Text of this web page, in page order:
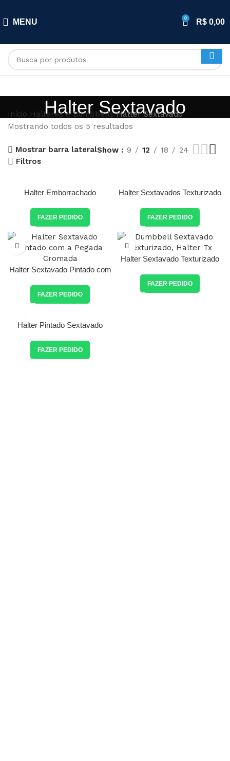
MENU 0 R$ 0,00
Halter Sextavado
Início Halteres e DumbbellsHalter Sextavado
Mostrando todos os 5 resultados
Mostrar barra lateralShow 9 12 18
24
Filtros
Halter Emborrachado
FAZER PEDIDO
Halter Sextavados Texturizado
+ Suporte Inclinado
FAZER PEDIDO
Halter Sextavado Pintado com
FAZER PEDIDO
Halter Sextavado Texturizado
FAZER PEDIDO
Halter Pintado Sextavado
FAZER PEDIDO